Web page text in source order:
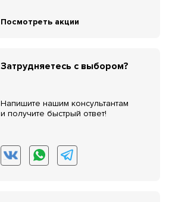
Посмотреть акции
Затрудняетесь с выбором?
Напишите нашим консультантам
и получите быстрый ответ!